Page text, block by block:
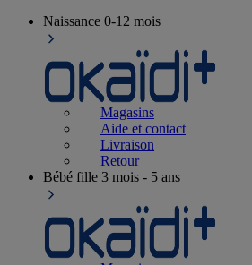
Naissance 0-12 mois
Magasins
Aide et contact
Livraison
Retour
Bébé fille 3 mois - 5 ans